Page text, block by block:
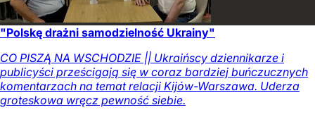
"Polskę drażni samodzielność Ukrainy"
CO PISZĄ NA WSCHODZIE || Ukraińscy dziennikarze i
publicyści prześcigają się w coraz bardziej buńczucznych
komentarzach na temat relacji Kijów-Warszawa. Uderza
groteskowa wręcz pewność siebie.